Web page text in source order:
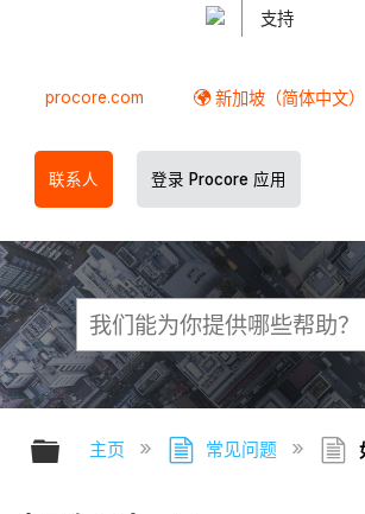
支持
procore.com 新加坡（简体中文）
联系人 登录 Procore 应用
扩展/隐缩全局层次
主页 常见问题